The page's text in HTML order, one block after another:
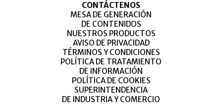
CONTÁCTENOS
MESA DE GENERACIÓN
DE CONTENIDOS
NUESTROS PRODUCTOS
AVISO DE PRIVACIDAD
TÉRMINOS Y CONDICIONES
POLÍTICA DE TRATAMIENTO
DE INFORMACIÓN
POLÍTICA DE COOKIES
SUPERINTENDENCIA
DE INDUSTRIA Y COMERCIO